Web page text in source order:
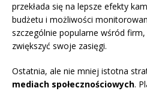
przekłada się na lepsze efekty
budżetu i możliwości
szczególnie popularne wśród
zwiększyć swoje zasięgi.
Ostatnia, ale nie mniej istotna
mediach społecznościowych.